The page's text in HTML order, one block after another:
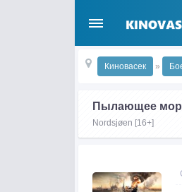
Киновасек »
Пылающее
Nordsjøen [16+]